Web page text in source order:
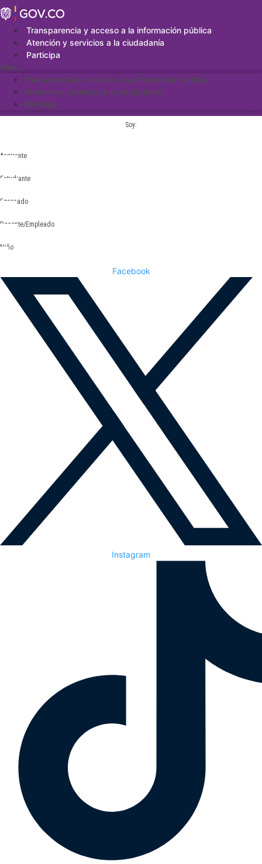
Saltar
al
contenidoTransparencia y acceso a la información pública
Atención y servicios a la ciudadanía
Participa
Menu
Transparencia y acceso a la información pública
Atención y servicios a la ciudadanía
Participa
Soy:
Aspirante
Estudiante
Egresado
Docente/Empleado
Niño
Facebook
Instagram